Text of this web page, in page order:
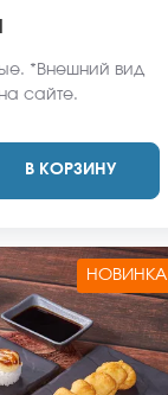
*Внешний вид
сайте.
В КОРЗИНУ
НОВИНКА